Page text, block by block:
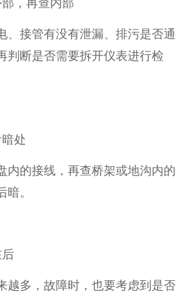
部，再查内部
、接管有没有泄漏、排污是否通
判断是否需要拆开仪表进行检
处
内的接线，再查桥架或地沟内的
。
越多，故障时，也要考虑到是否